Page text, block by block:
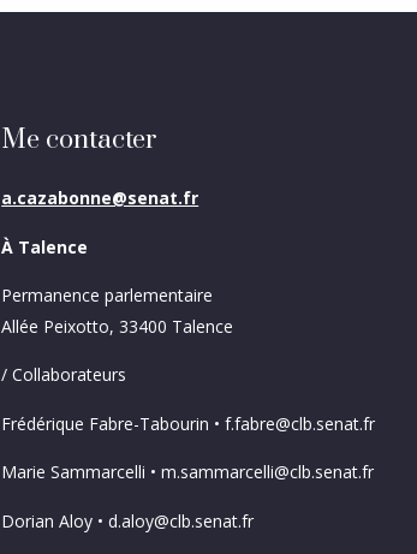
Me contacter
a.cazabonne@senat.fr
À Talence
Permanence parlementaire
Allée Peixotto, 33400 Talence
/ Collaborateurs
Frédérique Fabre-Tabourin • f.fabre@clb.senat.fr
Marie Sammarcelli • m.sammarcelli@clb.senat.fr
Dorian Aloy • d.aloy@clb.senat.fr